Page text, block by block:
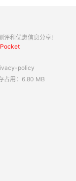
评和优惠信息分享!
policy
占用：6.80 MB